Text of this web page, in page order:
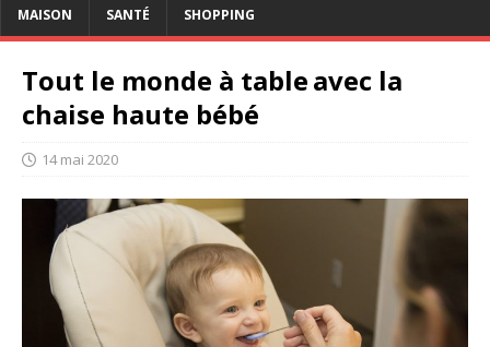
MAISON SANTÉ SHOPPING
Tout le monde à table avec la
chaise haute bébé
14 mai 2020